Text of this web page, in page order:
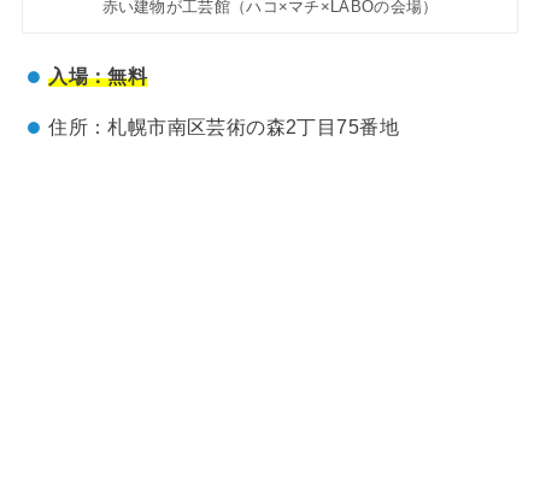
赤い建物が工芸館（ハコ×マチ×LABOの会場）
入場：無料
住所：札幌市南区芸術の森2丁目75番地